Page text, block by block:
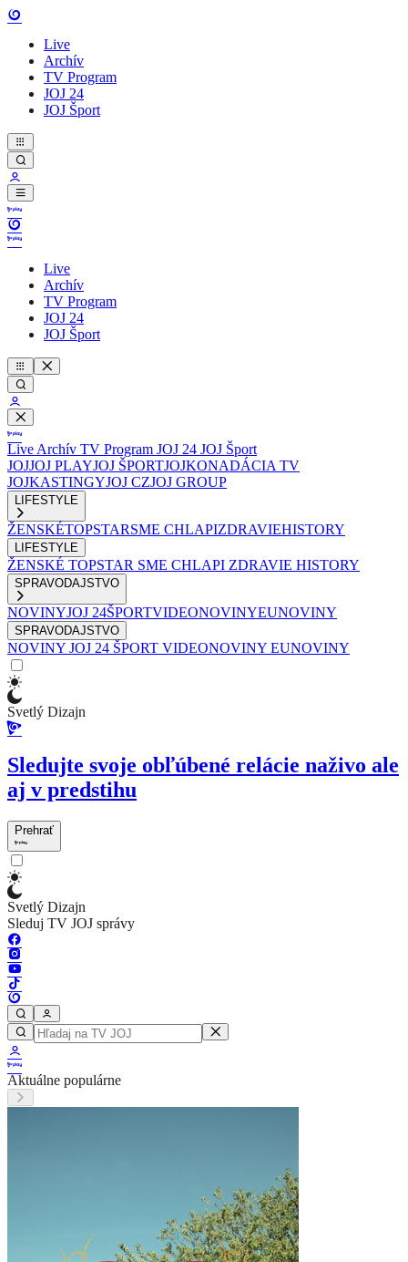
Live
Archív
TV Program
JOJ 24
JOJ Šport
Live
Archív
TV Program
JOJ 24
JOJ Šport
Live Archív TV Program JOJ 24 JOJ Šport
JOJJOJ PLAYJOJ ŠPORTJOJKONADÁCIA TV
JOJKASTINGYJOJ CZJOJ GROUP
LIFESTYLE
ŽENSKÉTOPSTARSME CHLAPIZDRAVIEHISTORY
LIFESTYLE
ŽENSKÉ TOPSTAR SME CHLAPI ZDRAVIE HISTORY
SPRAVODAJSTVO
NOVINYJOJ 24ŠPORTVIDEONOVINYEUNOVINY
SPRAVODAJSTVO
NOVINY JOJ 24 ŠPORT VIDEONOVINY EUNOVINY
Svetlý Dizajn
Sledujte svoje obľúbené relácie naživo ale
aj v predstihu
Prehrať
Svetlý Dizajn
Sleduj TV JOJ správy
Aktuálne populárne